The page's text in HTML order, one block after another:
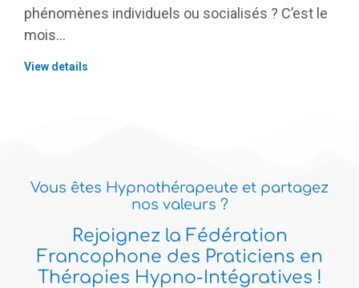
phénomènes individuels ou socialisés ? C’est le
mois…
View details
Vous êtes Hypnothérapeute et partagez
nos valeurs ?
Rejoignez la Fédération
Francophone des Praticiens en
Thérapies Hypno-Intégratives !